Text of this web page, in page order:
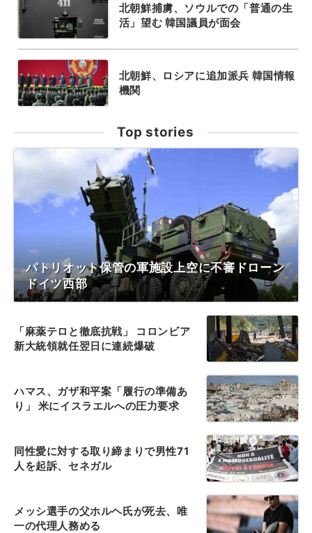
北朝鮮捕虜、ソウルでの「普通の生
活」望む 韓国議員が面会
北朝鮮、ロシアに追加派兵 韓国情報
機関
Top stories
パトリオット保管の軍施設上空に不審ドローン
ドイツ西部
「麻薬テロと徹底抗戦」 コロンビア
新大統領就任翌日に連続爆破
ハマス、ガザ和平案「履行の準備あ
り」 米にイスラエルへの圧力要求
同性愛に対する取り締まりで男性71
人を起訴、セネガル
メッシ選手の父ホルヘ氏が死去、唯
一の代理人務める